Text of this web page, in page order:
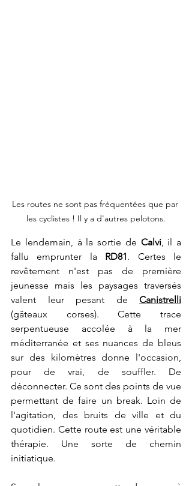
Les routes ne sont pas fréquentées que par
les cyclistes ! Il y a d'autres pelotons.
Le lendemain, à la sortie de Calvi, il a
fallu emprunter la RD81. Certes le
revêtement n'est pas de première
jeunesse mais les paysages traversés
valent leur pesant de Canistrelli
(gâteaux corses). Cette trace
serpentueuse accolée à la mer
méditerranée et ses nuances de bleus
sur des kilomètres donne l'occasion,
pour de vrai, de souffler. De
déconnecter. Ce sont des points de vue
permettant de faire un break. Loin de
l'agitation, des bruits de ville et du
quotidien. Cette route est une véritable
thérapie. Une sorte de chemin
initiatique.